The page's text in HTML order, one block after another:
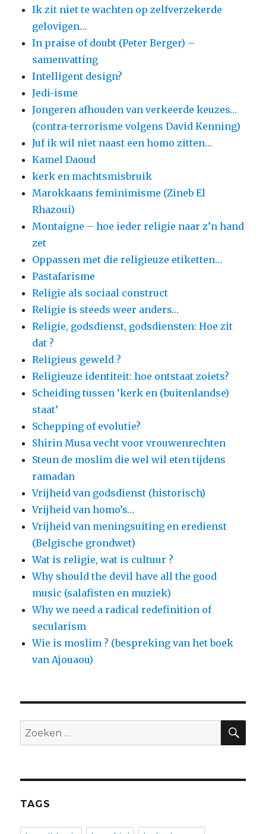
Ik zit niet te wachten op zelfverzekerde
gelovigen…
In praise of doubt (Peter Berger) –
samenvatting
Intelligent design?
Jedi-isme
Jongeren afhouden van verkeerde keuzes…
(contra-terrorisme volgens David Kenning)
Juf ik wil niet naast een homo zitten…
Kamel Daoud
kerk en machtsmisbruik
Marokkaans feminimisme (Zineb El
Rhazoui)
Montaigne – hoe ieder religie naar z’n hand
zet
Oppassen met die religieuze etiketten…
Pastafarisme
Religie als sociaal construct
Religie is steeds weer anders…
Religie, godsdienst, godsdiensten: Hoe zit
dat ?
Religieus geweld ?
Religieuze identiteit: hoe ontstaat zoiets?
Scheiding tussen ‘kerk en (buitenlandse)
staat’
Schepping of evolutie?
Shirin Musa vecht voor vrouwenrechten
Steun de moslim die wel wil eten tijdens
ramadan
Vrijheid van godsdienst (historisch)
Vrijheid van homo’s…
Vrijheid van meningsuiting en eredienst
(Belgische grondwet)
Wat is religie, wat is cultuur ?
Why should the devil have all the good
music (salafisten en muziek)
Why we need a radical redefinition of
secularism
Wie is moslim ? (bespreking van het boek
van Ajouaou)
Zoeken
naar:
TAGS